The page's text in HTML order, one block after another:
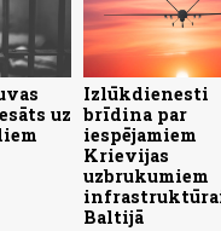
uz
Izlūkdienesti
brīdina par
iespējamiem
Krievijas
uzbrukumiem
Baltijā